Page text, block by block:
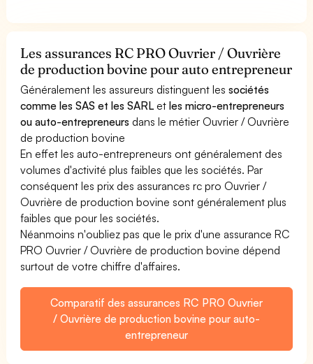
Les assurances RC PRO Ouvrier / Ouvrière
de production bovine pour auto entrepreneur
Généralement les assureurs distinguent lessociétés
comme les SAS et les SARL etles micro-entrepreneurs
ou auto-entrepreneurs dans le métier Ouvrier / Ouvrière
de production bovine
En effet les auto-entrepreneurs ont généralement des
volumes d'activité plus faibles que les sociétés. Par
conséquent les prix des assurances rc pro Ouvrier /
Ouvrière de production bovine sont généralement plus
faibles que pour les sociétés.
Néanmoins n'oubliez pas que le prix d'une assurance RC
PRO Ouvrier / Ouvrière de production bovine dépend
surtout de votre chiffre d'affaires.
Comparatif des assurances RC PRO Ouvrier
/ Ouvrière de production bovine pour auto-
entrepreneur